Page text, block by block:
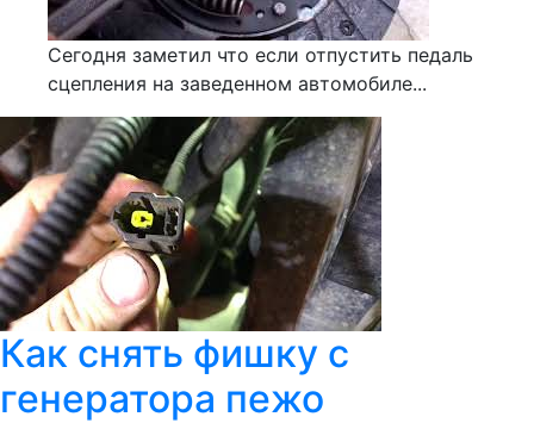
Сегодня заметил что если отпустить педаль
сцепления на заведенном автомобиле...
Как снять фишку с
генератора пежо